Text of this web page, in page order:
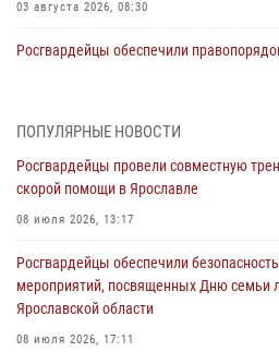
03 августа 2026, 08:30
Росгвардейцы обеспечили
более 300 выездов по сигналам
03 августа 2026, 07:24
празднования Дня ВДВ в Ярославле
03 августа 2026, 06:20
Росгвардейцы обеспечили
ПОПУЛЯРНЫЕ НОВОСТИ
Росгвардейцы провели совместную
скорой помощи в Ярославле
08 июля 2026, 13:17
Росгвардейцы обеспечили
мероприятий, посвященных Дню семьи
Ярославской области
08 июля 2026, 17:11